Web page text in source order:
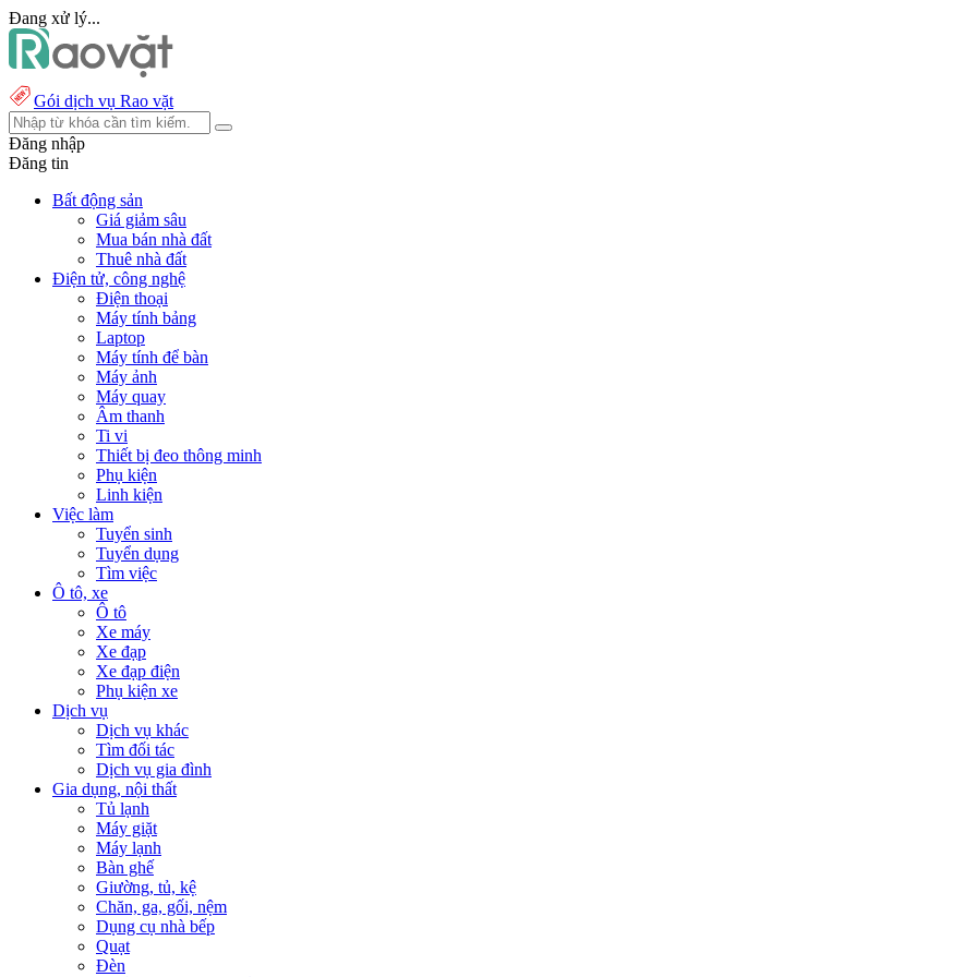
Đang xử lý...
Gói dịch vụ Rao vặt
Đăng nhập
Đăng tin
Bất động sản
Giá giảm sâu
Mua bán nhà đất
Thuê nhà đất
Điện tử, công nghệ
Điện thoại
Máy tính bảng
Laptop
Máy tính để bàn
Máy ảnh
Máy quay
Âm thanh
Ti vi
Thiết bị đeo thông minh
Phụ kiện
Linh kiện
Việc làm
Tuyển sinh
Tuyển dụng
Tìm việc
Ô tô, xe
Ô tô
Xe máy
Xe đạp
Xe đạp điện
Phụ kiện xe
Dịch vụ
Dịch vụ khác
Tìm đối tác
Dịch vụ gia đình
Gia dụng, nội thất
Tủ lạnh
Máy giặt
Máy lạnh
Bàn ghế
Giường, tủ, kệ
Chăn, ga, gối, nệm
Dụng cụ nhà bếp
Quạt
Đèn